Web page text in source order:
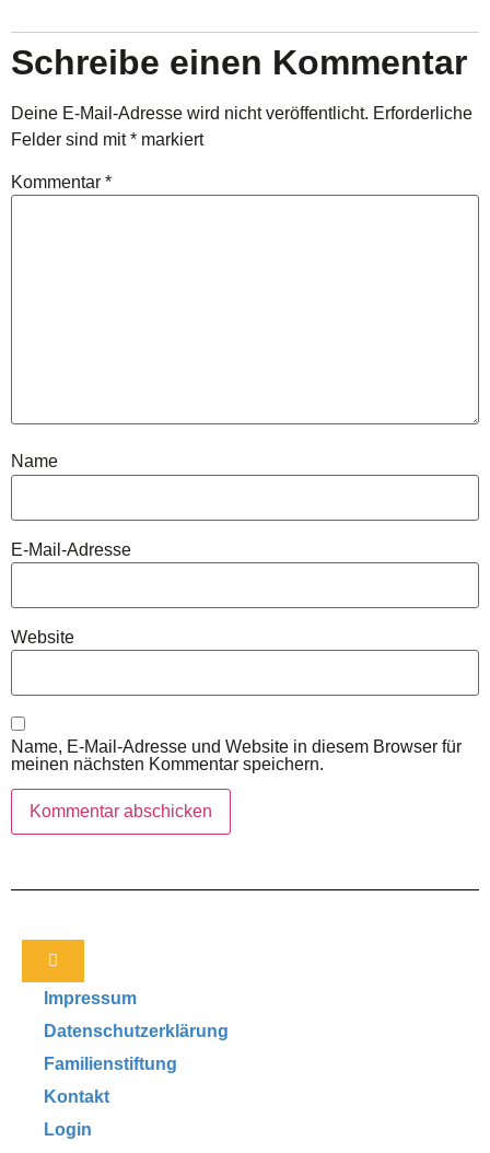
Schreibe einen Kommentar
Deine E-Mail-Adresse wird nicht veröffentlicht. Erforderliche
Felder sind mit* markiert
Kommentar *
Name
E-Mail-Adresse
Website
Name, E-Mail-Adresse und Website in diesem Browser für
meinen nächsten Kommentar speichern.
Impressum
Datenschutzerklärung
Familienstiftung
Kontakt
Login